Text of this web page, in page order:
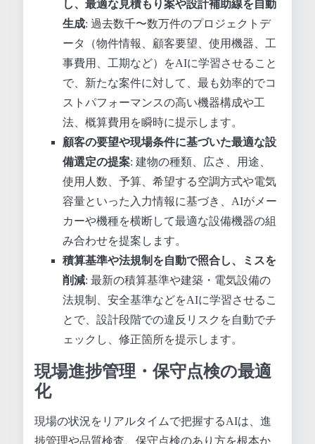
し、最適な見積もり案や設計補助線を自動
生成: 過去数千〜数万件のプロジェクトデ
ータ（物件情報、顧客要望、使用機器、工
事費用、工期など）をAIに学習させること
で、新たな案件に対して、最も効率的でコ
ストパフォーマンスの高い機器構成や工
法、概算費用を瞬時に提示します。
顧客の要望や現場条件に基づいた最適な設
備選定の提案: 建物の種類、広さ、用途、
使用人数、予算、希望する空調方式や電気
容量といった入力情報に基づき、AIがメー
カーや機種を横断して最適な設備機器の組
み合わせを提案します。
積算基準や法規制を自動で照合し、ミスを
削減: 最新の積算基準や建築・電気設備の
法規制、安全基準などをAIに学習させるこ
とで、設計段階での違反リスクを自動でチ
ェックし、修正箇所を提示します。
現場進捗管理・保守点検の最適
化
現場の状況をリアルタイムで把握するAIは、進
捗管理や品質検査、保守点検のあり方を根本か